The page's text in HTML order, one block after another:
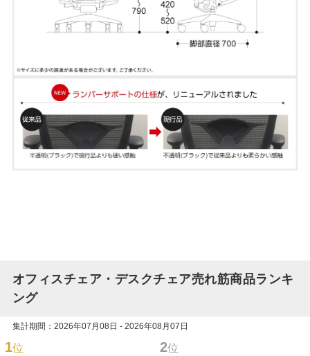
オフィスチェア・デスクチェア売れ筋商品ランキ
ング
集計期間：2026年07月08日 - 2026年08月07日
1位 2位